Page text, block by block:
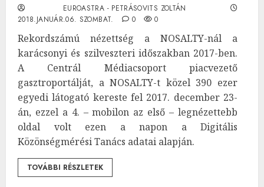
EUROASTRA - PETRÁSOVITS ZOLTÁN
2018.JANUÁR.06. SZOMBAT.
0 0
Rekordszámú nézettség a NOSALTY-nál a
karácsonyi és szilveszteri időszakban 2017-ben.
A Centrál Médiacsoport piacvezető
gasztroportálját, a NOSALTY-t közel 390 ezer
egyedi látogató kereste fel 2017. december 23-
án, ezzel a 4. – mobilon az első – legnézettebb
oldal volt ezen a napon a Digitális
Közönségmérési Tanács adatai alapján.
TOVÁBBI RÉSZLETEK